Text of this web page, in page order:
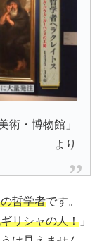
術・博物館」
より
哲学者です。
リシャの人！ 」